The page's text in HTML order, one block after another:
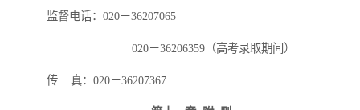
监督电话： 020－36207065
020－36206359（高考录取期间）
传 真： 020－36207367